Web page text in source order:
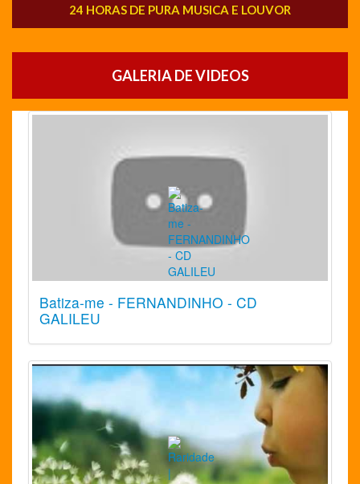
24 HORAS DE PURA MUSICA E LOUVOR
GALERIA DE VIDEOS
Batiza-me - FERNANDINHO - CD
GALILEU